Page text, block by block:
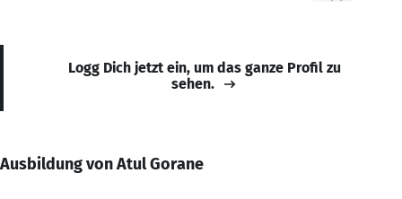
Logg Dich jetzt ein, um das ganze Profil zu
sehen.
Ausbildung von Atul Gorane